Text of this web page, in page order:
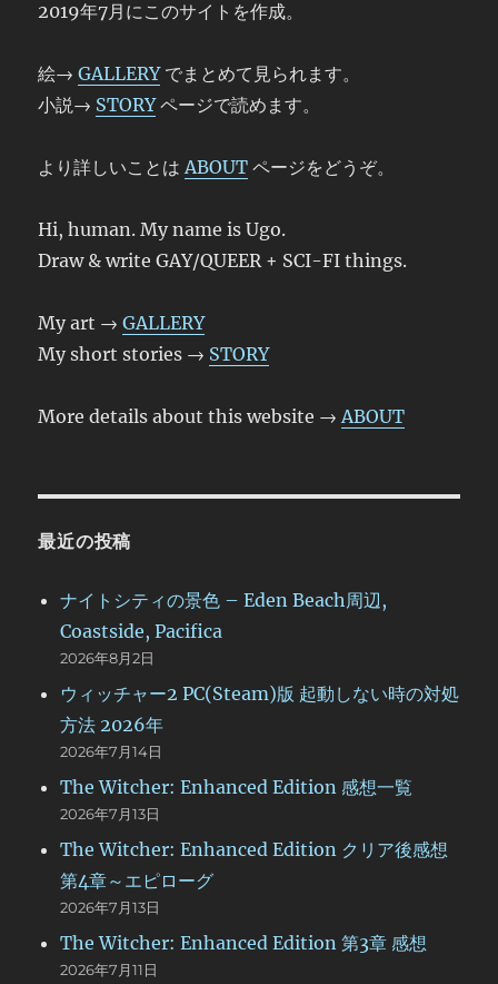
2019年7月にこのサイトを作成。
絵→GALLERYでまとめて見られます。
小説→ STORYページで読めます。
より詳しいことはABOUT ページをどうぞ。
Hi, human. My name is Ugo.
Draw & write GAY/QUEER + SCI-FI things.
My art →GALLERY
My short stories → STORY
More details about this website →ABOUT
最近の投稿
ナイトシティの景色 – Eden Beach周辺,
Coastside, Pacifica
2026年8月2日
ウィッチャー2 PC(Steam)版 起動しない時の対処
方法 2026年
2026年7月14日
The Witcher: Enhanced Edition 感想一覧
2026年7月13日
The Witcher: Enhanced Edition クリア後感想
第4章～エピローグ
2026年7月13日
The Witcher: Enhanced Edition 第3章 感想
2026年7月11日